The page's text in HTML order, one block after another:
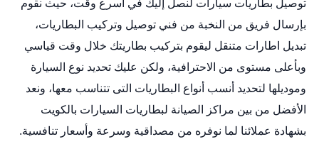
توصيل بطاريات سيارات لنصل إليك في أسرع وقت، حيث نقوم
بإرسال فريق من النخبة من فني توصيل وتركيب البطاريات،
تبديل اطارات متنقل ليقوم بتركيب بطاريتك خلال وقت قياسي
وبأعلى مستوى من الاحترافية، ولكن عليك تحديد نوع السيارة
وموديلها لتحديد أنسب أنواع البطاريات التى تتناسب معها، ونعد
الأفضل من بين مراكز الصيانة لبطاريات السيارات بالكويت
بشهادة عملائنا لما نوفره من مصداقية وسرعة وأسعار تنافسية.